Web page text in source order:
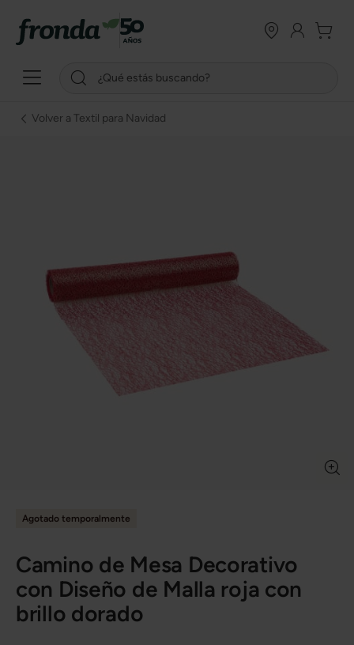
Volver a Textil para Navidad
Agotado temporalmente
Camino de Mesa Decorativo
con Diseño de Malla roja con
brillo dorado